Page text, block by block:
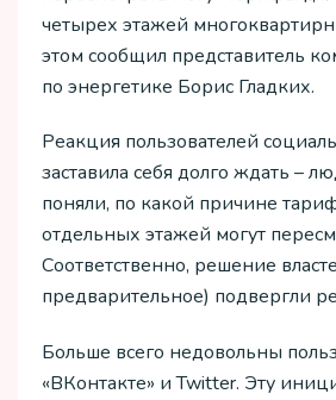
четырех этажей
этом сообщил представитель
по энергетике Борис Гладких.
Реакция пользователей
заставила себя долго ждать –
поняли, по какой причине
отдельных этажей могут
Соответственно, решение
предварительное) подвергли
Больше всего недовольны
«ВКонтакте» и Twitter. Эту